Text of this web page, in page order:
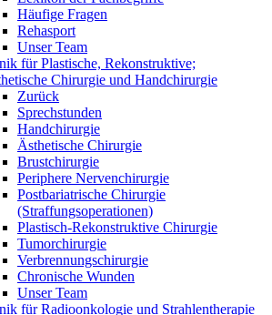
Häufige Fragen
Rehasport
Unser Team
für Plastische, Rekonstruktive;
Chirurgie und Handchirurgie
Zurück
Sprechstunden
Handchirurgie
Ästhetische Chirurgie
Brustchirurgie
Periphere Nervenchirurgie
Postbariatrische Chirurgie
(Straffungsoperationen)
Plastisch-Rekonstruktive Chirurgie
Tumorchirurgie
Verbrennungschirurgie
Chronische Wunden
Unser Team
für Radioonkologie und Strahlentherapie